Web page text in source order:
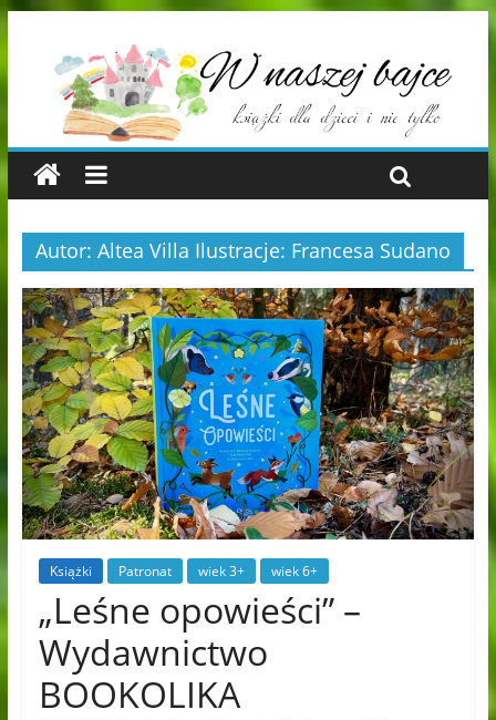
Autor: Altea Villa Ilustracje: Francesa Sudano
Książki Patronat wiek 3+ wiek 6+
„Leśne opowieści” –
Wydawnictwo
BOOKOLIKA